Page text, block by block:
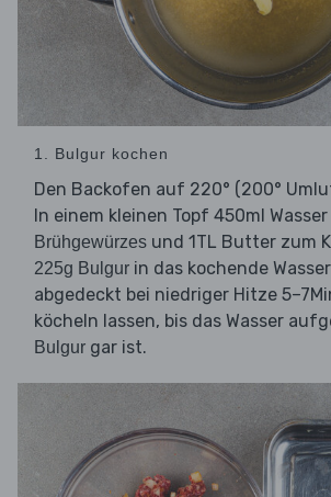
1. Bulgur kochen
Den Backofen auf 220° (200°
In einem kleinen Topf 450ml
Brühgewürzes und 1TL Butter zum
225g Bulgur in das kochende
abgedeckt bei niedriger Hitze
köcheln lassen, bis das Wasser
Bulgur gar ist.